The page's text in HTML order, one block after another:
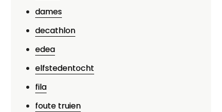
dames
decathlon
edea
elfstedentocht
fila
foute truien